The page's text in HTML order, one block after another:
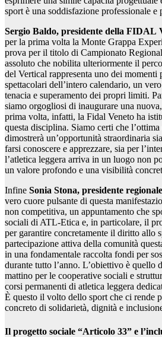
sport è una soddisfazione professionale e
Sergio Baldo, presidente della FIDAL
per la prima volta la Monte Grappa
prova per il titolo di Campionato
assoluto che nobilita ulteriormente il
del Vertical rappresenta uno dei momenti
spettacolari dell’intero calendario, un
tenacia e superamento dei propri limiti.
siamo orgogliosi di inaugurare una
prima volta, infatti, la Fidal Veneto ha
questa disciplina. Siamo certi che
dimostrerà un’opportunità straordinaria
farsi conoscere e apprezzare, sia per
l’atletica leggera arriva in un luogo non
un valore profondo e una visibilità
Infine Sonia Stona, presidente
vero cuore pulsante di questa
non competitiva, un appuntamento che
sociali di ATL-Etica e, in particolare, il
per garantire concretamente il diritto allo
partecipazione attiva della comunità
in una fondamentale raccolta fondi per
durante tutto l’anno. L’obiettivo è quello
mattino per le cooperative sociali e
corsi permanenti di atletica leggera
È questo il volto dello sport che ci rende
concreto di solidarietà, dignità e
Il progetto sociale “Articolo 33” e